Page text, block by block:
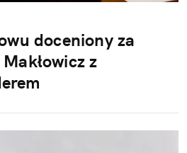
doceniony za
z